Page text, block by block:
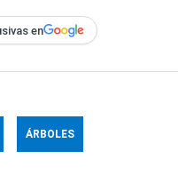
en
ÁRBOLES